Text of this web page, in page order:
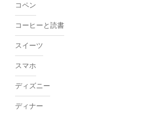
コペン
コーヒーと読書
スイーツ
スマホ
ディズニー
ディナー